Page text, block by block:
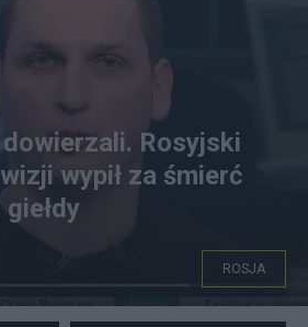
ekspert ds. strategii giełdowych.
Rosyjski
wypił za śmierć
ROSJA